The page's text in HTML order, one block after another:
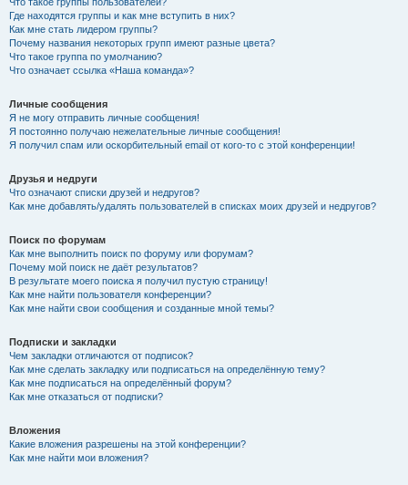
Где находятся группы и как мне вступить в них?
Как мне стать лидером группы?
Почему названия некоторых групп имеют разные цвета?
Что такое группа по умолчанию?
Что означает ссылка «Наша команда»?
Личные сообщения
Я не могу отправить личные сообщения!
Я постоянно получаю нежелательные личные сообщения!
Я получил спам или оскорбительный email от кого-то с этой конференции!
Друзья и недруги
Что означают списки друзей и недругов?
Как мне добавлять/удалять пользователей в списках моих друзей и недругов?
Поиск по форумам
Как мне выполнить поиск по форуму или форумам?
Почему мой поиск не даёт результатов?
В результате моего поиска я получил пустую страницу!
Как мне найти пользователя конференции?
Как мне найти свои сообщения и созданные мной темы?
Подписки и закладки
Чем закладки отличаются от подписок?
Как мне сделать закладку или подписаться на определённую тему?
Как мне подписаться на определённый форум?
Как мне отказаться от подписки?
Вложения
Какие вложения разрешены на этой конференции?
Как мне найти мои вложения?